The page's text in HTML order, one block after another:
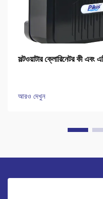
সল্টওয়াটার ক্লোরিনেটর কী এবং
আরও দেখুন